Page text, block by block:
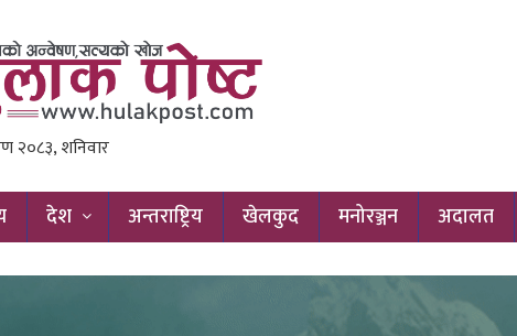
देश अन्तराष्ट्रिय खेलकुद मनोरञ्जन अदालत